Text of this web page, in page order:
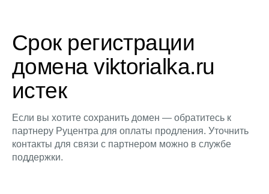
Срок регистрации
домена viktorialka.ru
истек
Если вы хотите сохранить домен — обратитесь к
партнеру Руцентра для оплаты продления. Уточнить
контакты для связи с партнером можно в службе
поддержки.